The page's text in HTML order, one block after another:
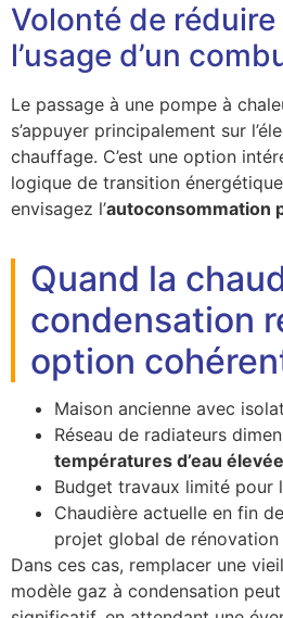
Volonté de
l’usage d’un
Le passage à une pompe à
s’appuyer principalement sur
chauffage. C’est une option
logique de transition
envisagez l’autoconsommation
Quand la
condensation
option
Maison ancienne avec
Réseau de radiateurs
températures d’eau
Budget travaux limité pour
Chaudière actuelle en fin
projet global de
Dans ces cas, remplacer une
modèle gaz à condensation